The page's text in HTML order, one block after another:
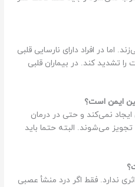
در افراد دارای نارسایی قلبی
تشدید کند. در بیماران قلبی
ایمن است؟
نمی‌کند و حتی در درمان
می‌شوند. البته حتما باید
ندارد. فقط اگر درد منشأ عصبی